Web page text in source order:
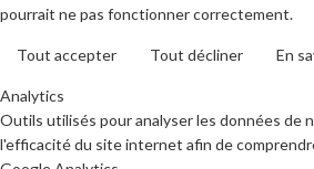
pourrait ne pas fonctionner correctement.
Tout accepter Tout décliner En
Analytics
Outils utilisés pour analyser les données de
l'efficacité du site internet afin de